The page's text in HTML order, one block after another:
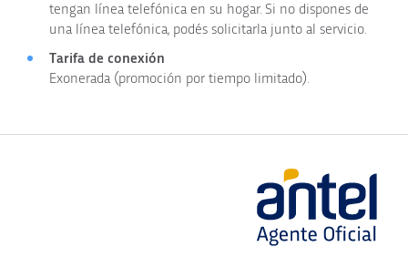
tengan línea telefónica en su hogar. Si no dispones de
una línea telefónica, podés solicitarla junto al servicio.
Tarifa de conexión
Exonerada (promoción por tiempo limitado).